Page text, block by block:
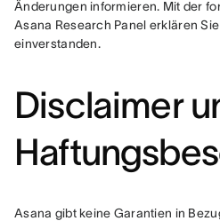
Änderungen informieren. Mit der
Asana Research Panel erklären
einverstanden.
Disclaimer
Asana gibt keine Garantien in